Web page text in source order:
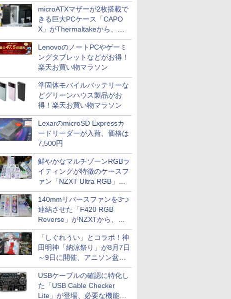
microATXマザーが2枚搭載で
きる巨大PCケース「CAPO
X」がThermaltakeから、カ
ラーは2色
LenovoのノートPCやゲーミ
ングタブレットなどがお得！
楽天お買い物マラソン
準固体モバイルバッテリーな
どグリーンハウス製品がお
得！楽天お買い物マラソン
LexarのmicroSD Expressカ
ードリーダーが入荷、価格は
7,500円
鮮やかなマルチゾーンRGBラ
イティングが特徴のケースフ
ァン「NZXT Ultra RGB」が
発売、計8製品
140mmリバースファンを3つ
連結させた「F420 RGB
Reverse」がNZXTから、単
一フレーム採用
「しぐれうい」とコラボ！神
田明神「納涼祭り」が8月7日
～9日に開催、アニソン盆踊
りや屋台グルメなどもあり
USBケーブルの確認に特化し
た「USB Cable Checker
Lite」が登場、必要な機能を